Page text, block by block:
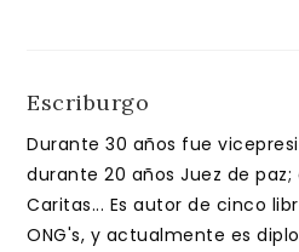
Escriburgo
Durante 30 años fue
durante 20 años Juez de
Caritas... Es autor de cinco
ONG's, y actualmente es